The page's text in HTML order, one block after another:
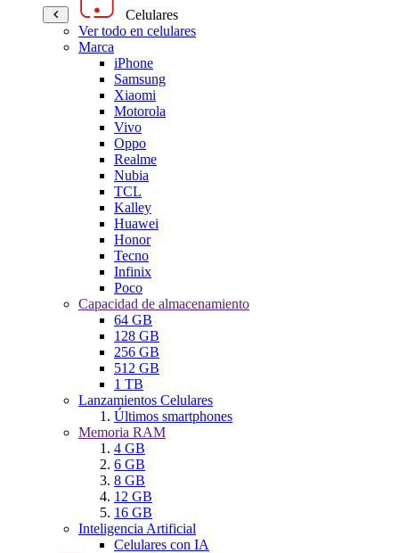
Celulares
Ver todo en celulares
Marca
iPhone
Samsung
Xiaomi
Motorola
Vivo
Oppo
Realme
Nubia
TCL
Kalley
Huawei
Honor
Tecno
Infinix
Poco
Capacidad de almacenamiento
64 GB
128 GB
256 GB
512 GB
1 TB
Lanzamientos Celulares
Últimos smartphones
Memoria RAM
4 GB
6 GB
8 GB
12 GB
16 GB
Inteligencia Artificial
Celulares con IA